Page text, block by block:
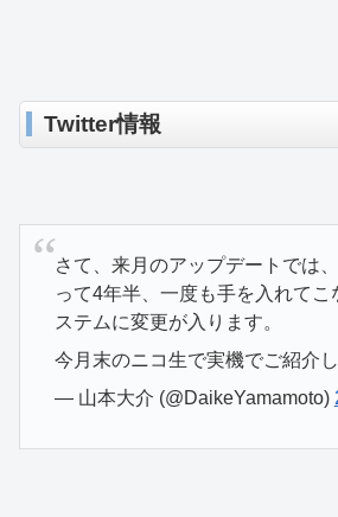
Twitter情報
さて、来月のアップデートでは
って4年半、一度も手を入れてこ
ステムに変更が入ります。
今月末のニコ生で実機でご紹介
— 山本大介 (@DaikeYamamoto)